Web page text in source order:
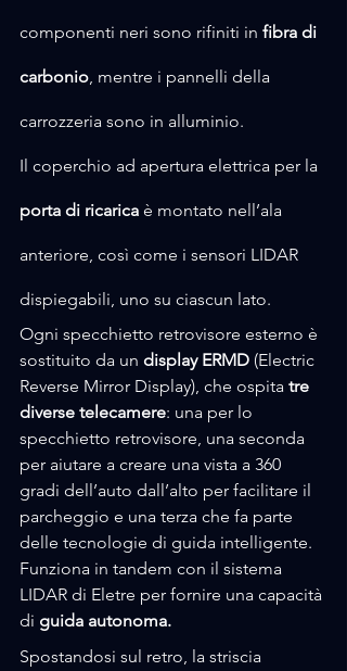
componenti neri sono rifiniti in fibra di
carbonio, mentre i pannelli della
carrozzeria sono in alluminio.
Il coperchio ad apertura elettrica per la
porta di ricarica è montato nell’ala
anteriore, così come i sensori LIDAR
dispiegabili, uno su ciascun lato.
Ogni specchietto retrovisore esterno è
sostituito da un display ERMD (Electric
Reverse Mirror Display), che ospita tre
diverse telecamere: una per lo
specchietto retrovisore, una seconda
per aiutare a creare una vista a 360
gradi dell’auto dall’alto per facilitare il
parcheggio e una terza che fa parte
delle tecnologie di guida intelligente.
Funziona in tandem con il sistema
LIDAR di Eletre per fornire una capacità
di guida autonoma.
Spostandosi sul retro, la striscia